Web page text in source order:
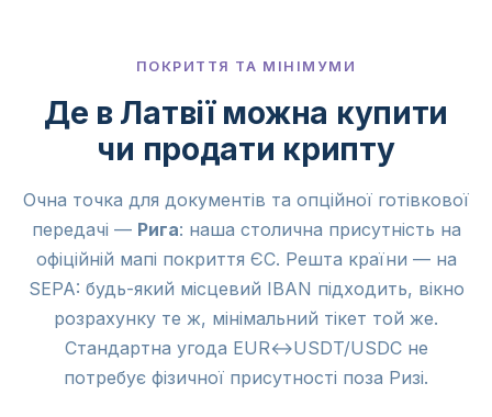
ПОКРИТТЯ ТА МІНІМУМИ
Де в Латвії можна купити
чи продати крипту
Очна точка для документів та опційної готівкової
передачі — Рига: наша столична присутність на
офіційній мапі покриття ЄС. Решта країни — на
SEPA: будь-який місцевий IBAN підходить, вікно
розрахунку те ж, мінімальний тікет той же.
Стандартна угода EUR↔USDT/USDC не
потребує фізичної присутності поза Ризі.